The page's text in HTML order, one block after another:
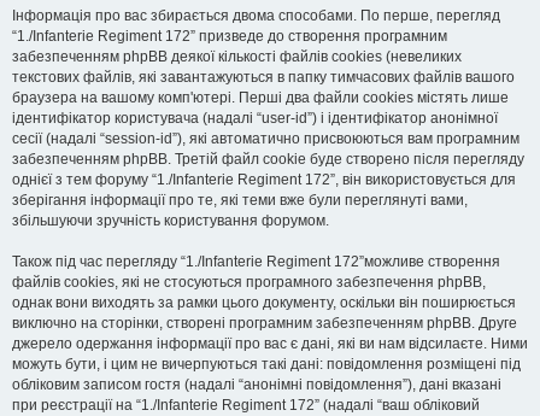
Інформація про вас збирається двома способами. По перше, перегляд
“1./Infanterie Regiment 172” призведе до створення програмним
забезпеченням phpBB деякої кількості файлів cookies (невеликих
текстових файлів, які завантажуються в папку тимчасових файлів вашого
браузера на вашому комп'ютері. Перші два файли cookies містять лише
ідентифікатор користувача (надалі “user-id”) і ідентифікатор анонімної
сесії (надалі “session-id”), які автоматично присвоюються вам програмним
забезпеченням phpBB. Третій файл cookie буде створено після перегляду
однієї з тем форуму “1./Infanterie Regiment 172”, він використовується для
зберігання інформації про те, які теми вже були переглянуті вами,
збільшуючи зручність користування форумом.
Також під час перегляду “1./Infanterie Regiment 172”можливе створення
файлів cookies, які не стосуються програмного забезпечення phpBB,
однак вони виходять за рамки цього документу, оскільки він поширюється
виключно на сторінки, створені програмним забезпеченням phpBB. Друге
джерело одержання інформації про вас є дані, які ви нам відсилаєте. Ними
можуть бути, і цим не вичерпуються такі дані: повідомлення розміщені під
обліковим записом гостя (надалі “анонімні повідомлення”), дані вказані
при реєстрації на “1./Infanterie Regiment 172” (надалі “ваш обліковий